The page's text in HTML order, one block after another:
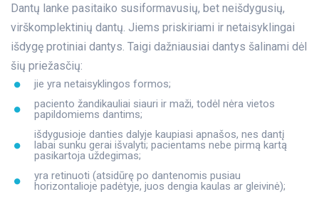
Dantų lanke pasitaiko susiformavusių, bet neišdygusių,
virškomplektinių dantų. Jiems priskiriami ir netaisyklingai
išdygę protiniai dantys. Taigi dažniausiai dantys šalinami dėl
šių priežasčių:
jie yra netaisyklingos formos;
paciento žandikauliai siauri ir maži, todėl nėra vietos
papildomiems dantims;
išdygusioje danties dalyje kaupiasi apnašos, nes dantį
labai sunku gerai išvalyti; pacientams nebe pirmą kartą
pasikartoja uždegimas;
yra retinuoti (atsidūrę po dantenomis pusiau
horizontalioje padėtyje, juos dengia kaulas ar gleivinė);